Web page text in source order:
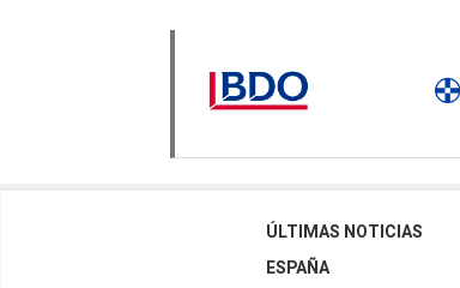
ÚLTIMAS NOTICIAS
ESPAÑA